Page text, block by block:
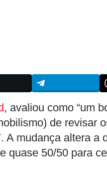
, avaliou como “um
de revisar
A mudança altera a
quase 50/50 para